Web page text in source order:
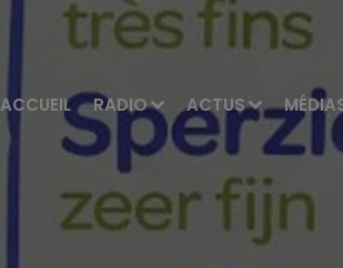
ACCUEIL RADIO ACTUS